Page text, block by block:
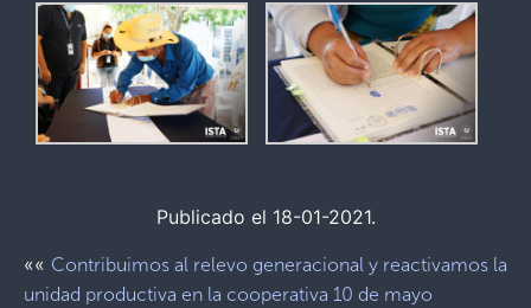
Publicado el 18-01-2021.
«« Contribuimos al relevo generacional y reactivamos la
unidad productiva en la cooperativa 10 de mayo